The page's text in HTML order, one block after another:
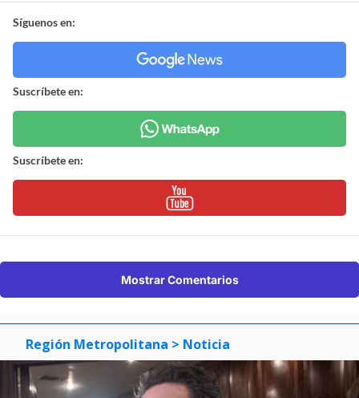
Síguenos en:
Suscríbete en:
Suscríbete en:
Mostrar Comentarios
Región Metropolitana > Noticia